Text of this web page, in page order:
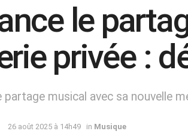
le
privée :
musical avec sa nouvelle
26 août 2025 à 14h49 in Musique